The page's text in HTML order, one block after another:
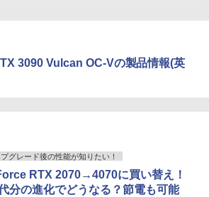
3090 Vulcan OC-Vの製品情報(英
グレード後の性能が知りたい！
RTX 2070→4070に買い替え！
分の進化でどうなる？節電も可能